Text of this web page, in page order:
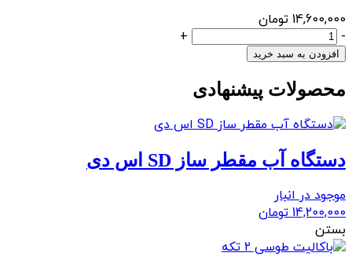
14,600,000 تومان
ترولی
چکاوک
MD3
-
+
افزودن به سبد خرید
محصولات پیشنهادی
دستگاه آب مقطر ساز SD اس دی
موجود در انبار
14,200,000 تومان
بستن